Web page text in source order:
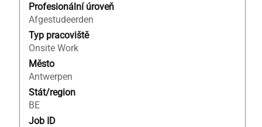
Profesionální úroveň
Afgestudeerden
Typ pracoviště
Onsite Work
Město
Antwerpen
Stát/region
BE
Job ID
informací
o
profesi.